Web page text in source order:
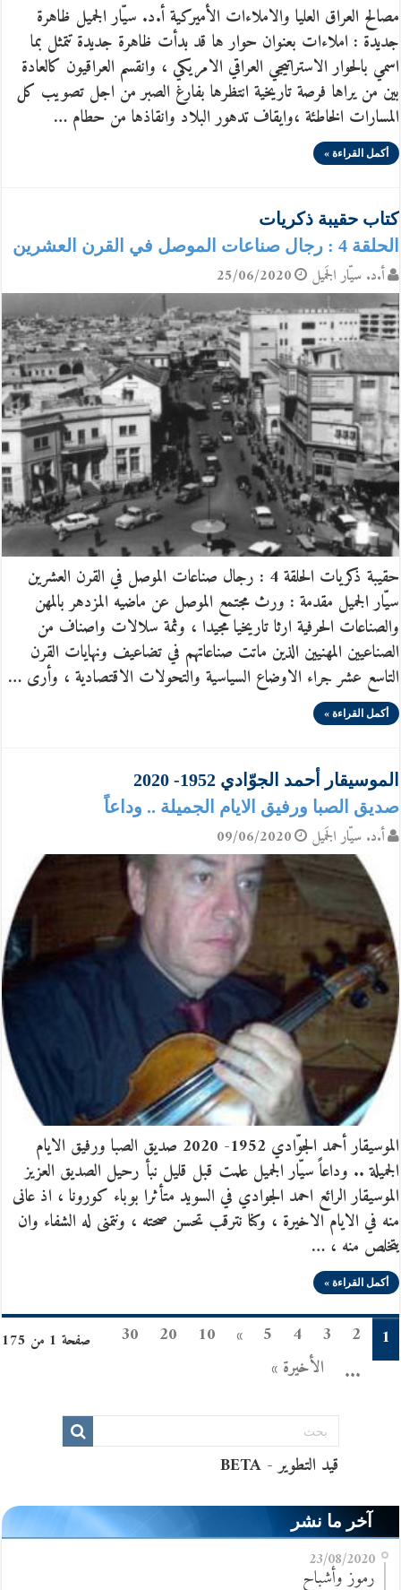
مصالح العراق العليا والاملاءات الأميركية أ.د. سيّار الجميل ظاهرة
جديدة : املاءات بعنوان حوار ها قد بدأت ظاهرة جديدة تتمثل بما
اسمي بالحوار الاستراتيجي ‬العراقي‭ ‬الامريكي‭ ‬، وانقسم العراقيون كالعادة
بين من يراها فرصة تاريخية انتظرها بفارغ الصبر من اجل تصويب كل
المسارات الخاطئة ،وايقاف تدهور البلاد وانقاذها من حطام …
أكمل القراءة »
كتاب حقيبة ذكريات
الحلقة 4 : رجال صناعات الموصل في القرن العشرين
أ.د. سيّار الجَميل 25/06/2020
حقيبة ذكريات الحلقة 4 : رجال صناعات الموصل في القرن العشرين
سيّار الجميل مقدمة : ورث مجتمع الموصل عن ماضيه المزدهر بالمهن
والصناعات الحرفية ارثا تاريخيا مجيدا ، وثمة سلالات واصناف من
الصناعيين المهنيين الذين ماتت صناعاتهم في تضاعيف ونهايات القرن
التاسع عشر جراء الاوضاع السياسية والتحولات الاقتصادية ، وأرى …
أكمل القراءة »
الموسيقار أحمد الجوّادي 1952- 2020
صديق الصبا ورفيق الايام الجميلة .. وداعاً
أ.د. سيّار الجَميل 09/06/2020
الموسيقار أحمد الجوّادي 1952- 2020 صديق الصبا ورفيق الايام
الجميلة .. وداعاً سيّار الجميل علمت قبل قليل نبأ رحيل الصديق العزيز
الموسيقار الرائع احمد الجوادي في السويد متأثرا بوباء كورونا ، اذ عانى
منه في الايام الاخيرة ، وكنا نترقب تحسن صحته ، ونتمنى له الشفاء وان
يتخلص منه ، …
أكمل القراءة »
صفحة 1 من 175 1
2
3
4
5
»
10
20
30
...
الأخيرة »
آخر ما نشر
23/08/2020
رموز وأشباح